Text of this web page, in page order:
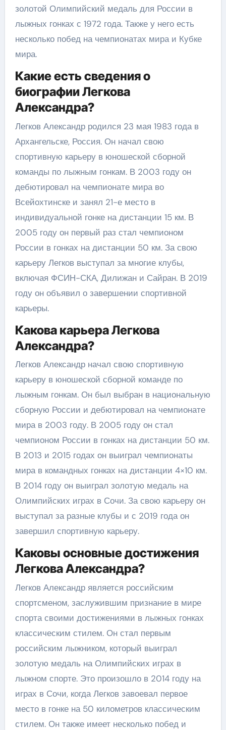
золотой Олимпийский медаль для России в
лыжных гонках с 1972 года. Также у него есть
несколько побед на чемпионатах мира и Кубке
мира.
Какие есть сведения о
биографии Легкова
Александра?
Легков Александр родился 23 мая 1983 года в
Архангельске, Россия. Он начал свою
спортивную карьеру в юношеской сборной
команды по лыжным гонкам. В 2003 году он
дебютировал на чемпионате мира во
Всейохтинске и занял 21-е место в
индивидуальной гонке на дистанции 15 км. В
2005 году он первый раз стал чемпионом
России в гонках на дистанции 50 км. За свою
карьеру Легков выступал за многие клубы,
включая ФСИН-СКА, Дилижан и Сайран. В 2019
году он объявил о завершении спортивной
карьеры.
Какова карьера Легкова
Александра?
Легков Александр начал свою спортивную
карьеру в юношеской сборной команде по
лыжным гонкам. Он был выбран в национальную
сборную России и дебютировал на чемпионате
мира в 2003 году. В 2005 году он стал
чемпионом России в гонках на дистанции 50 км.
В 2013 и 2015 годах он выиграл чемпионаты
мира в командных гонках на дистанции 4×10 км.
В 2014 году он выиграл золотую медаль на
Олимпийских играх в Сочи. За свою карьеру он
выступал за разные клубы и с 2019 года он
завершил спортивную карьеру.
Каковы основные достижения
Легкова Александра?
Легков Александр является российским
спортсменом, заслужившим признание в мире
спорта своими достижениями в лыжных гонках
классическим стилем. Он стал первым
российским лыжником, который выиграл
золотую медаль на Олимпийских играх в
лыжном спорте. Это произошло в 2014 году на
играх в Сочи, когда Легков завоевал первое
место в гонке на 50 километров классическим
стилем. Он также имеет несколько побед и